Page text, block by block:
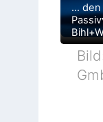
… den